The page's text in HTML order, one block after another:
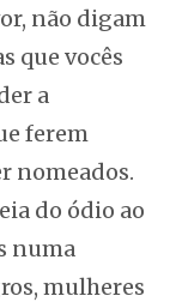
não digam
que vocês
a
ferem
nomeados.
do ódio ao
numa
mulheres